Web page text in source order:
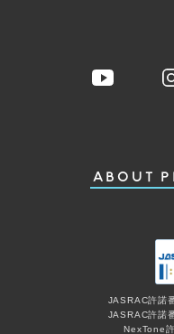
ABOUT
JASRAC許諾
JASRAC許諾
NexTone